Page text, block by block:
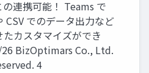
連携可能！ Teams で
CSV でのデータ出力など
カスタマイズができ
BizOptimars Co., Ltd.
4